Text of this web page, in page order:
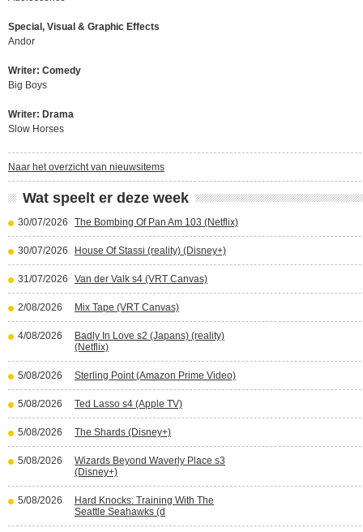
Special, Visual & Graphic Effects
Andor
Writer: Comedy
Big Boys
Writer: Drama
Slow Horses
Naar het overzicht van nieuwsitems
Wat speelt er deze week
30/07/2026 The Bombing Of Pan Am 103 (Netflix)
30/07/2026 House Of Stassi (reality) (Disney+)
31/07/2026 Van der Valk s4 (VRT Canvas)
2/08/2026 Mix Tape (VRT Canvas)
4/08/2026
Badly In Love s2 (Japans) (reality)
(Netflix)
5/08/2026 Sterling Point (Amazon Prime Video)
5/08/2026 Ted Lasso s4 (Apple TV)
5/08/2026 The Shards (Disney+)
5/08/2026
Wizards Beyond Waverly Place s3
(Disney+)
5/08/2026
Hard Knocks: Training With The
Seattle Seahawks (d